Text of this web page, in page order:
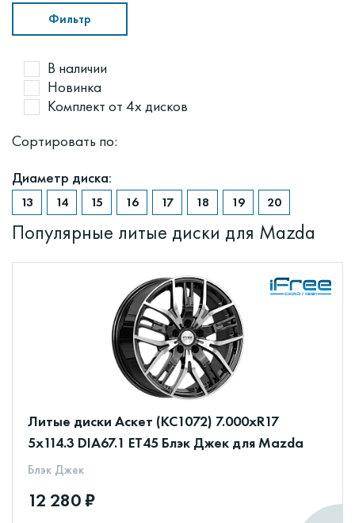
В наличии
Новинка
Комплект от 4х дисков
Сортировать по:
Фильтр
Диаметр диска:
Популярные литые диски для Mazda
Литые диски Аскет (КС1072) 7.000xR17
5x114.3 DIA67.1 ET45 Блэк Джек для Mazda
Блэк Джек
12 280 ₽